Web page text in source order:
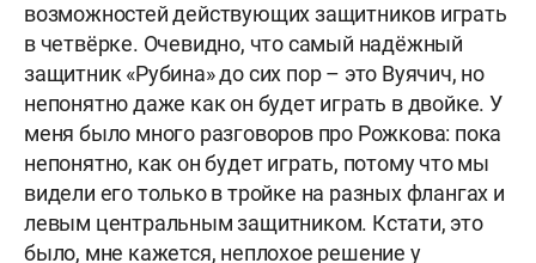
возможностей действующих защитников играть
в четвёрке. Очевидно, что самый надёжный
защитник «Рубина» до сих пор – это Вуячич, но
непонятно даже как он будет играть в двойке. У
меня было много разговоров про Рожкова: пока
непонятно, как он будет играть, потому что мы
видели его только в тройке на разных флангах и
левым центральным защитником. Кстати, это
было, мне кажется, неплохое решение у